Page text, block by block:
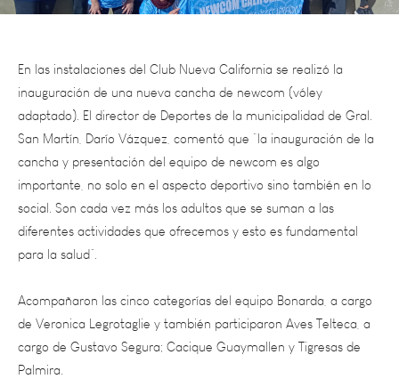
En las instalaciones del Club Nueva California se realizó la
inauguración de una nueva cancha de newcom (vóley
adaptado). El director de Deportes de la municipalidad de Gral.
San Martín, Darío Vázquez, comentó que “la inauguración de la
cancha y presentación del equipo de newcom es algo
importante, no solo en el aspecto deportivo sino también en lo
social. Son cada vez más los adultos que se suman a las
diferentes actividades que ofrecemos y esto es fundamental
para la salud”.
Acompañaron las cinco categorías del equipo Bonarda, a cargo
de Veronica Legrotaglie y también participaron Aves Telteca, a
cargo de Gustavo Segura; Cacique Guaymallen y Tigresas de
Palmira.